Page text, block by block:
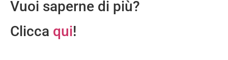
Vuoi saperne di più?
Clicca qui!